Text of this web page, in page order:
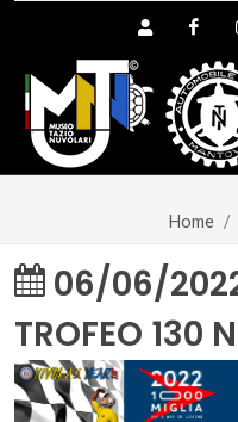
Area
Home
06/06/
TROFEO 130